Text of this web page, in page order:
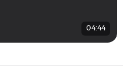
04:44